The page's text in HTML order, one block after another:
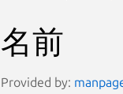
名前
Provided by: